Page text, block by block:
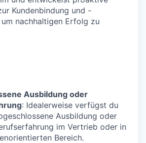
Kundenbindung und -
nachhaltigen Erfolg zu
Ausbildung oder
: Idealerweise verfügst du
Ausbildung oder
im Vertrieb oder in
Bereich.